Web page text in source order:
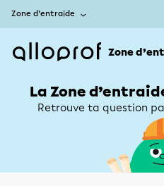
Zone d’entraide
Zone
La Zone
Retrouve ta question